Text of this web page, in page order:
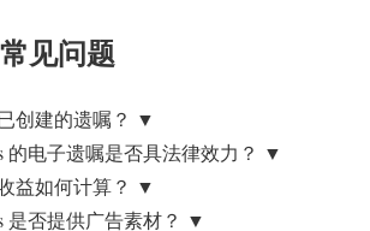
见问题
创建的遗嘱？ ▼
的电子遗嘱是否具法律效力？ ▼
益如何计算？ ▼
是否提供广告素材？ ▼